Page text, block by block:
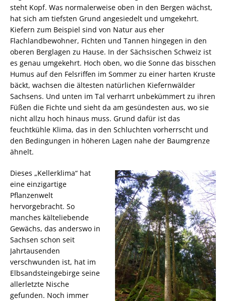
steht Kopf. Was normalerweise oben in den Bergen wächst,
hat sich am tiefsten Grund angesiedelt und umgekehrt.
Kiefern zum Beispiel sind von Natur aus eher
Flachlandbewohner, Fichten und Tannen hingegen in den
oberen Berglagen zu Hause. In der Sächsischen Schweiz ist
es genau umgekehrt. Hoch oben, wo die Sonne das bisschen
Humus auf den Felsriffen im Sommer zu einer harten Kruste
bäckt, wachsen die ältesten natürlichen Kiefernwälder
Sachsens. Und unten im Tal verharrt unbekümmert zu ihren
Füßen die Fichte und sieht da am gesündesten aus, wo sie
nicht allzu hoch hinaus muss. Grund dafür ist das
feuchtkühle Klima, das in den Schluchten vorherrscht und
den Bedingungen in höheren Lagen nahe der Baumgrenze
ähnelt.
Dieses „Kellerklima“ hat
eine einzigartige
Pflanzenwelt
hervorgebracht. So
manches kälteliebende
Gewächs, das anderswo in
Sachsen schon seit
Jahrtausenden
verschwunden ist, hat im
Elbsandsteingebirge seine
allerletzte Nische
gefunden. Noch immer